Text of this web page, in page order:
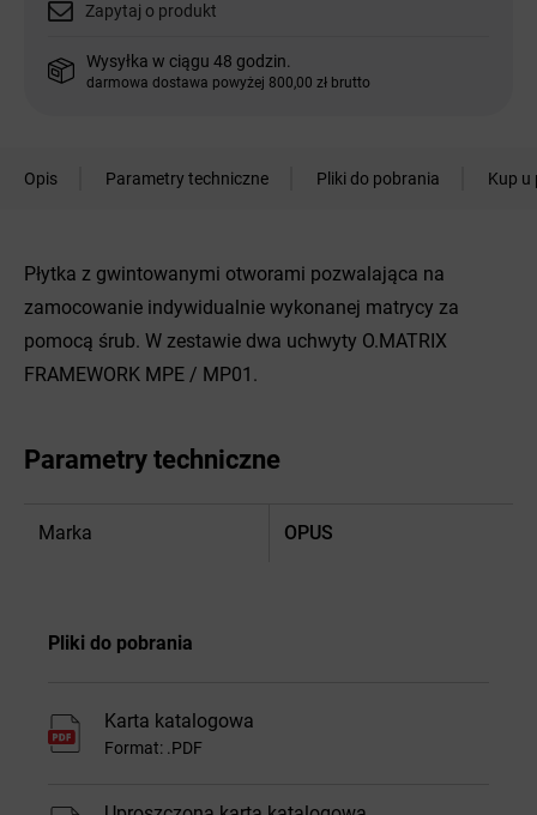
Zapytaj o produkt
Wysyłka w ciągu 48 godzin.
darmowa dostawa powyżej 800,00 zł brutto
Opis Parametry techniczne Pliki do pobrania Kup u
Płytka z gwintowanymi otworami pozwalająca na
zamocowanie indywidualnie wykonanej matrycy za
pomocą śrub. W zestawie dwa uchwyty O.MATRIX
FRAMEWORK MPE / MP01.
Parametry techniczne
Marka OPUS
Pliki do pobrania
Karta katalogowa
Format: .PDF